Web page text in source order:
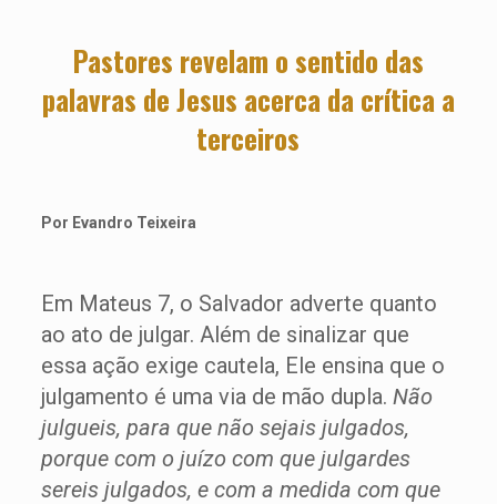
Pastores revelam o sentido das
palavras de Jesus acerca da crítica a
terceiros
Por Evandro Teixeira
Em Mateus 7, o Salvador adverte quanto
ao ato de julgar. Além de sinalizar que
essa ação exige cautela, Ele ensina que o
julgamento é uma via de mão dupla. Não
julgueis, para que não sejais julgados,
porque com o juízo com que julgardes
sereis julgados, e com a medida com que